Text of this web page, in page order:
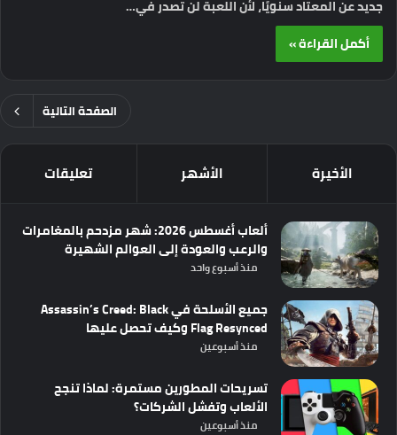
جديد عن المعتاد سنويًا، لأن اللعبة لن تصدر في…
أكمل القراءة »
الصفحة التالية
الأخيرة الأشهر تعليقات
ألعاب أغسطس 2026: شهر مزدحم بالمغامرات
والرعب والعودة إلى العوالم الشهيرة
منذ أسبوع واحد
جميع الأسلحة في Assassin’s Creed: Black
Flag Resynced وكيف تحصل عليها
منذ أسبوعين
تسريحات المطورين مستمرة: لماذا تنجح
الألعاب وتفشل الشركات؟
منذ أسبوعين